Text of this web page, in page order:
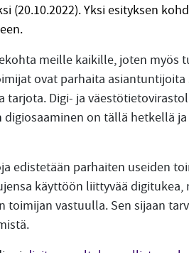
(20.10.2022). Yksi esityksen
meille kaikille, joten myös
ovat parhaita
tarjota. Digi- ja
on tällä hetkellä
edistetään parhaiten useiden
käyttöön liittyvää
toimijan vastuulla. Sen sijaan